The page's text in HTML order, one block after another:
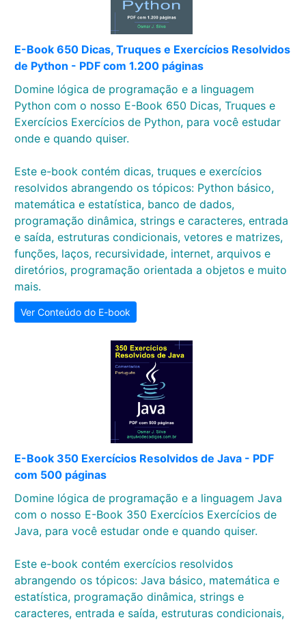
E-Book 650 Dicas, Truques e Exercícios Resolvidos
de Python - PDF com 1.200 páginas
Domine lógica de programação e a linguagem
Python com o nosso E-Book 650 Dicas, Truques e
Exercícios Exercícios de Python, para você estudar
onde e quando quiser.
Este e-book contém dicas, truques e exercícios
resolvidos abrangendo os tópicos: Python básico,
matemática e estatística, banco de dados,
programação dinâmica, strings e caracteres, entrada
e saída, estruturas condicionais, vetores e matrizes,
funções, laços, recursividade, internet, arquivos e
diretórios, programação orientada a objetos e muito
mais.
Ver Conteúdo do E-book
E-Book 350 Exercícios Resolvidos de Java - PDF
com 500 páginas
Domine lógica de programação e a linguagem Java
com o nosso E-Book 350 Exercícios Exercícios de
Java, para você estudar onde e quando quiser.
Este e-book contém exercícios resolvidos
abrangendo os tópicos: Java básico, matemática e
estatística, programação dinâmica, strings e
caracteres, entrada e saída, estruturas condicionais,